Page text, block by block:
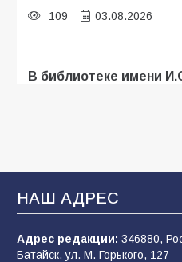
109 03.08.2026
В библиотеке имени
В Батайске
108 04.08.2026
НАШ АДРЕС
Адрес редакции: 346880,
Батайск, ул. М. Горького, 127